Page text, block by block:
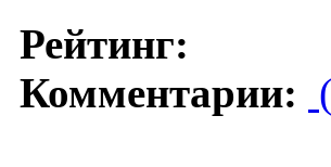
Рейтинг:
Комментарии: